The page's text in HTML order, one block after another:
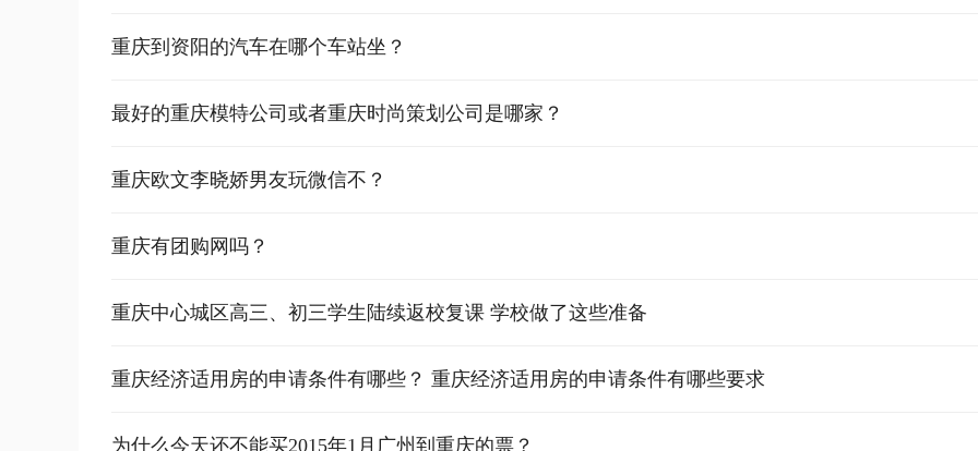
重庆到资阳的汽车在哪个车站坐？
最好的重庆模特公司或者重庆时尚策划公司是哪家？
重庆欧文李晓娇男友玩微信不？
重庆有团购网吗？
重庆中心城区高三、初三学生陆续返校复课 学校做了这些准备
重庆经济适用房的申请条件有哪些？ 重庆经济适用房的申请条件有哪些要求
为什么今天还不能买2015年1月广州到重庆的票？